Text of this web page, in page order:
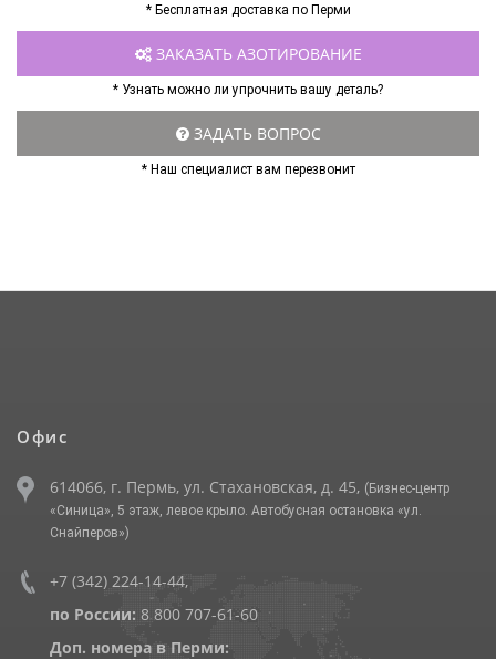
* Бесплатная доставка по Перми
ЗАКАЗАТЬ АЗОТИРОВАНИЕ
* Узнать можно ли упрочнить вашу деталь?
ЗАДАТЬ ВОПРОС
* Наш специалист вам перезвонит
Офис
614066, г. Пермь, ул. Стахановская, д. 45, (Бизнес-центр
«Синица», 5 этаж, левое крыло. Автобусная остановка «ул.
Снайперов»)
+7 (342) 224-14-44,
по России: 8 800 707-61-60
Доп. номера в Перми: